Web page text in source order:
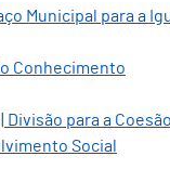
Municipal para a
Conhecimento
Divisão para a
Social